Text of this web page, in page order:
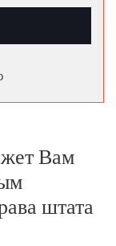
Вам
штата